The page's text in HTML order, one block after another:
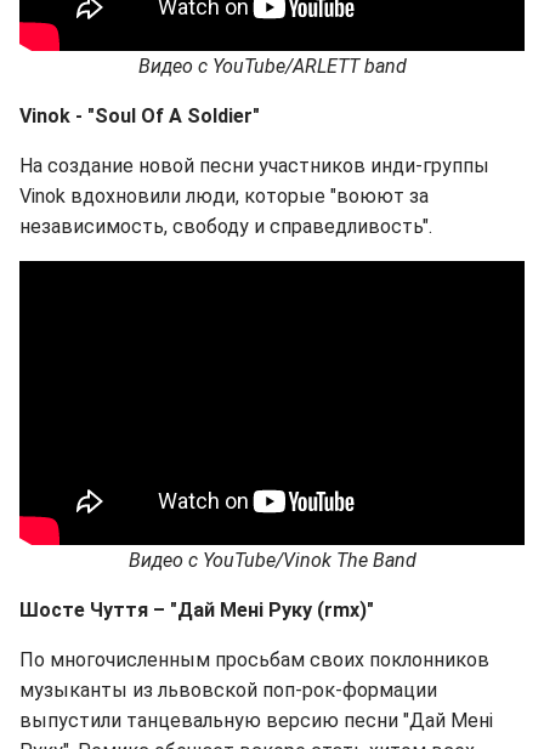
Видео сYouTube/ARLETT band
Vinok - "Soul Of A Soldier"
На создание новой песни участников инди-группы
Vinok вдохновили люди, которые "воюют за
независимость, свободу и справедливость".
Видео сYouTube/Vinok The Band
Шосте Чуття – "Дай Мені Руку (rmx)"
По многочисленным просьбам своих поклонников
музыканты из львовской поп-рок-формации
выпустили танцевальную версию песни "Дай Мені